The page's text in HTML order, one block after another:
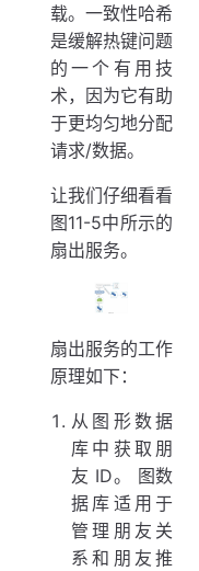
载。一致性哈希
是缓解热键问题
的一个有用技
术，因为它有助
于更均匀地分配
请求/数据。
让我们仔细看看
图11-5中所示的
扇出服务。
扇出服务的工作
原理如下：
从图形数据
库中获取朋
友 ID。 图数
据库适用于
管理朋友关
系和朋友推